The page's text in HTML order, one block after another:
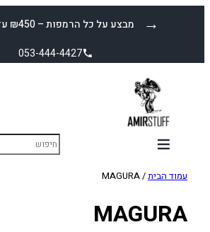
מבצע על כל הרמפות – ₪450 עד הבית! →
053-444-4427
עמוד הבית/ MAGURA
MAGURA